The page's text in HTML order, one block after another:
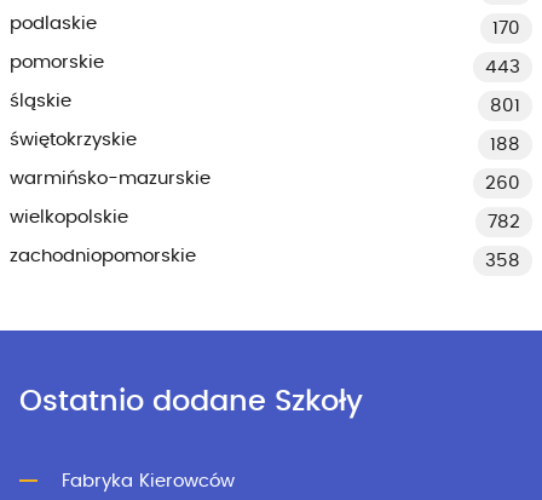
podlaskie
170
pomorskie
443
śląskie
801
świętokrzyskie
188
warmińsko-mazurskie
260
wielkopolskie
782
zachodniopomorskie
358
Ostatnio dodane Szkoły
Fabryka Kierowców